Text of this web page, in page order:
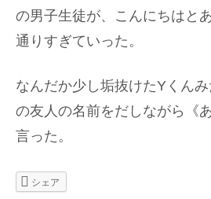
の男子生徒が、こんにちはと
通りすぎていった。
なんだか少し垢抜けたYくん
の友人の名前をだしながら《
言った。
シェア